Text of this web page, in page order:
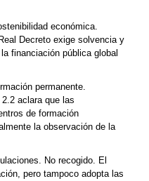
económica.
Decreto exige solvencia y
financiación pública global
permanente.
aclara que las
de formación
la observación de la
No recogido. El
pero tampoco adopta las